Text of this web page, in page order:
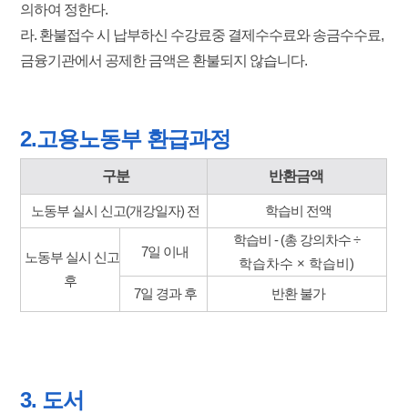
의하여 정한다.
라. 환불접수 시 납부하신 수강료중 결제수수료와 송금수수료,
금융기관에서 공제한 금액은 환불되지 않습니다.
2.고용노동부 환급과정
구분 반환금액
노동부 실시 신고(개강일자) 전 학습비 전액
노동부 실시 신고
후
7일 이내
학습비 - (총 강의차수÷
학습차수 × 학습비 )
7일 경과 후 반환 불가
3. 도서